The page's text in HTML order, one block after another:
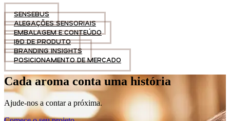
SENSEBUS
ALEGAÇÕES SENSORIAIS
EMBALAGEM E CONTEÚDO
I&D DE PRODUTO
BRANDING INSIGHTS
POSICIONAMENTO DE MERCADO
Cada aroma conta uma história
Ajude-nos a contar a próxima.